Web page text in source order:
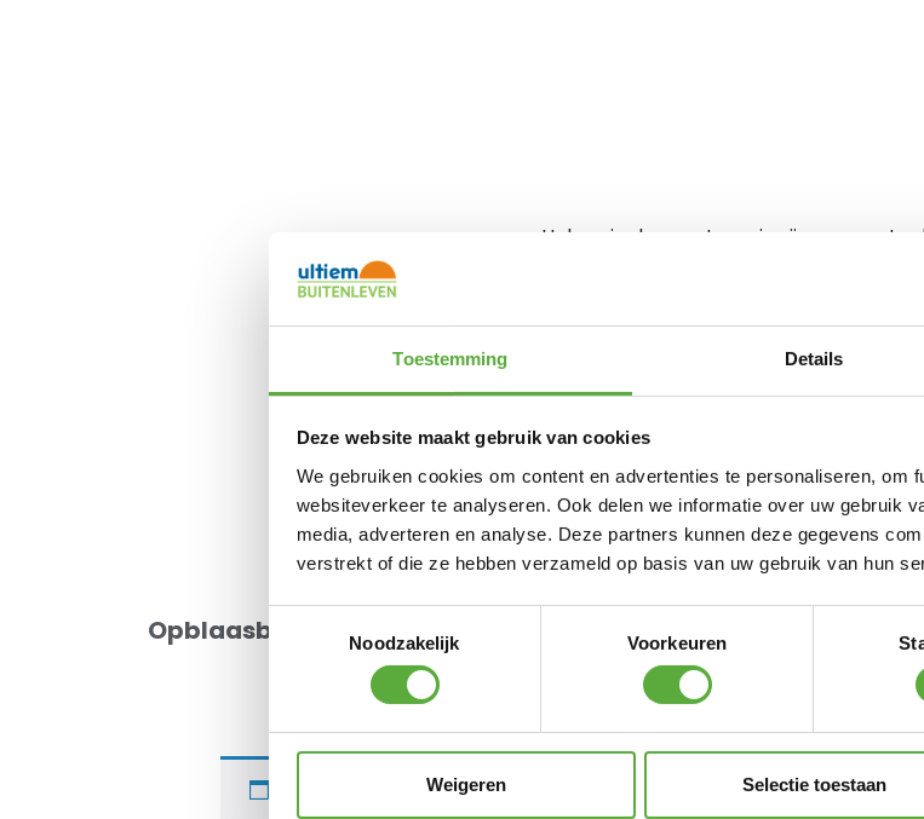
Toestemming Details
Deze website maakt gebruik van cookies
We gebruiken cookies om content en advertenties te personaliseren, om
websiteverkeer te analyseren. Ook delen we informatie over uw gebruik
media, adverteren en analyse. Deze partners kunnen deze gegevens
verstrekt of die ze hebben verzameld op basis van uw gebruik van hun
Noodzakelijk
Voorkeuren
Weigeren Selectie toestaan
Helaas in deze categorie zijn
Opblaasbare luifels
Gratis verzending vanaf €250,-*
Achteraf en in delen betalen mogelijk
Kopersbescherming met Trusted Shops
Je hebt nog geen product bekeken.